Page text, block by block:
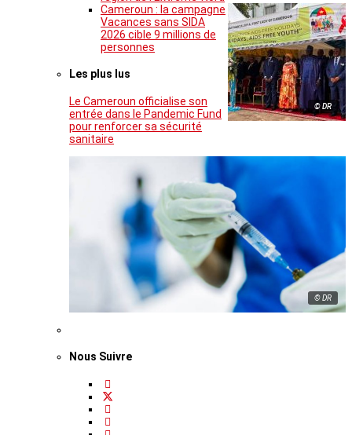
© DR
Cameroun : la campagne
Vacances sans SIDA
2026 cible 9 millions de
personnes
Les plus lus
Le Cameroun officialise son
entrée dans le Pandemic Fund
pour renforcer sa sécurité
sanitaire
© DR
Nous Suivre